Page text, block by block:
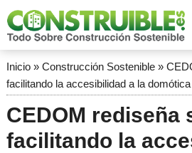
Inicio» Construcción Sostenible»
facilitando la accesibilidad a la domótica
CEDOM rediseña
facilitando la